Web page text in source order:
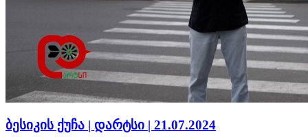
ბესიკის ქუჩა | დარტსი | 21.07.2024